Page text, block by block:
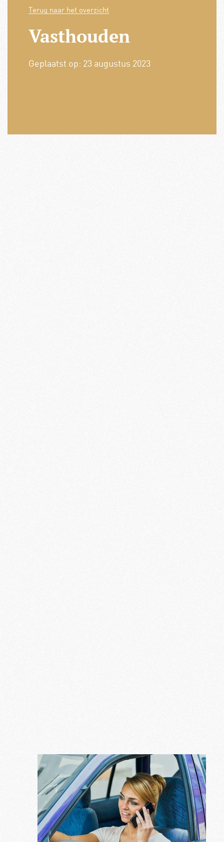
Terug naar het overzicht
Vasthouden
Geplaatst op: 23 augustus 2023